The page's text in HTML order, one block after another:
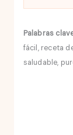
Palabras
fácil, receta
saludable,